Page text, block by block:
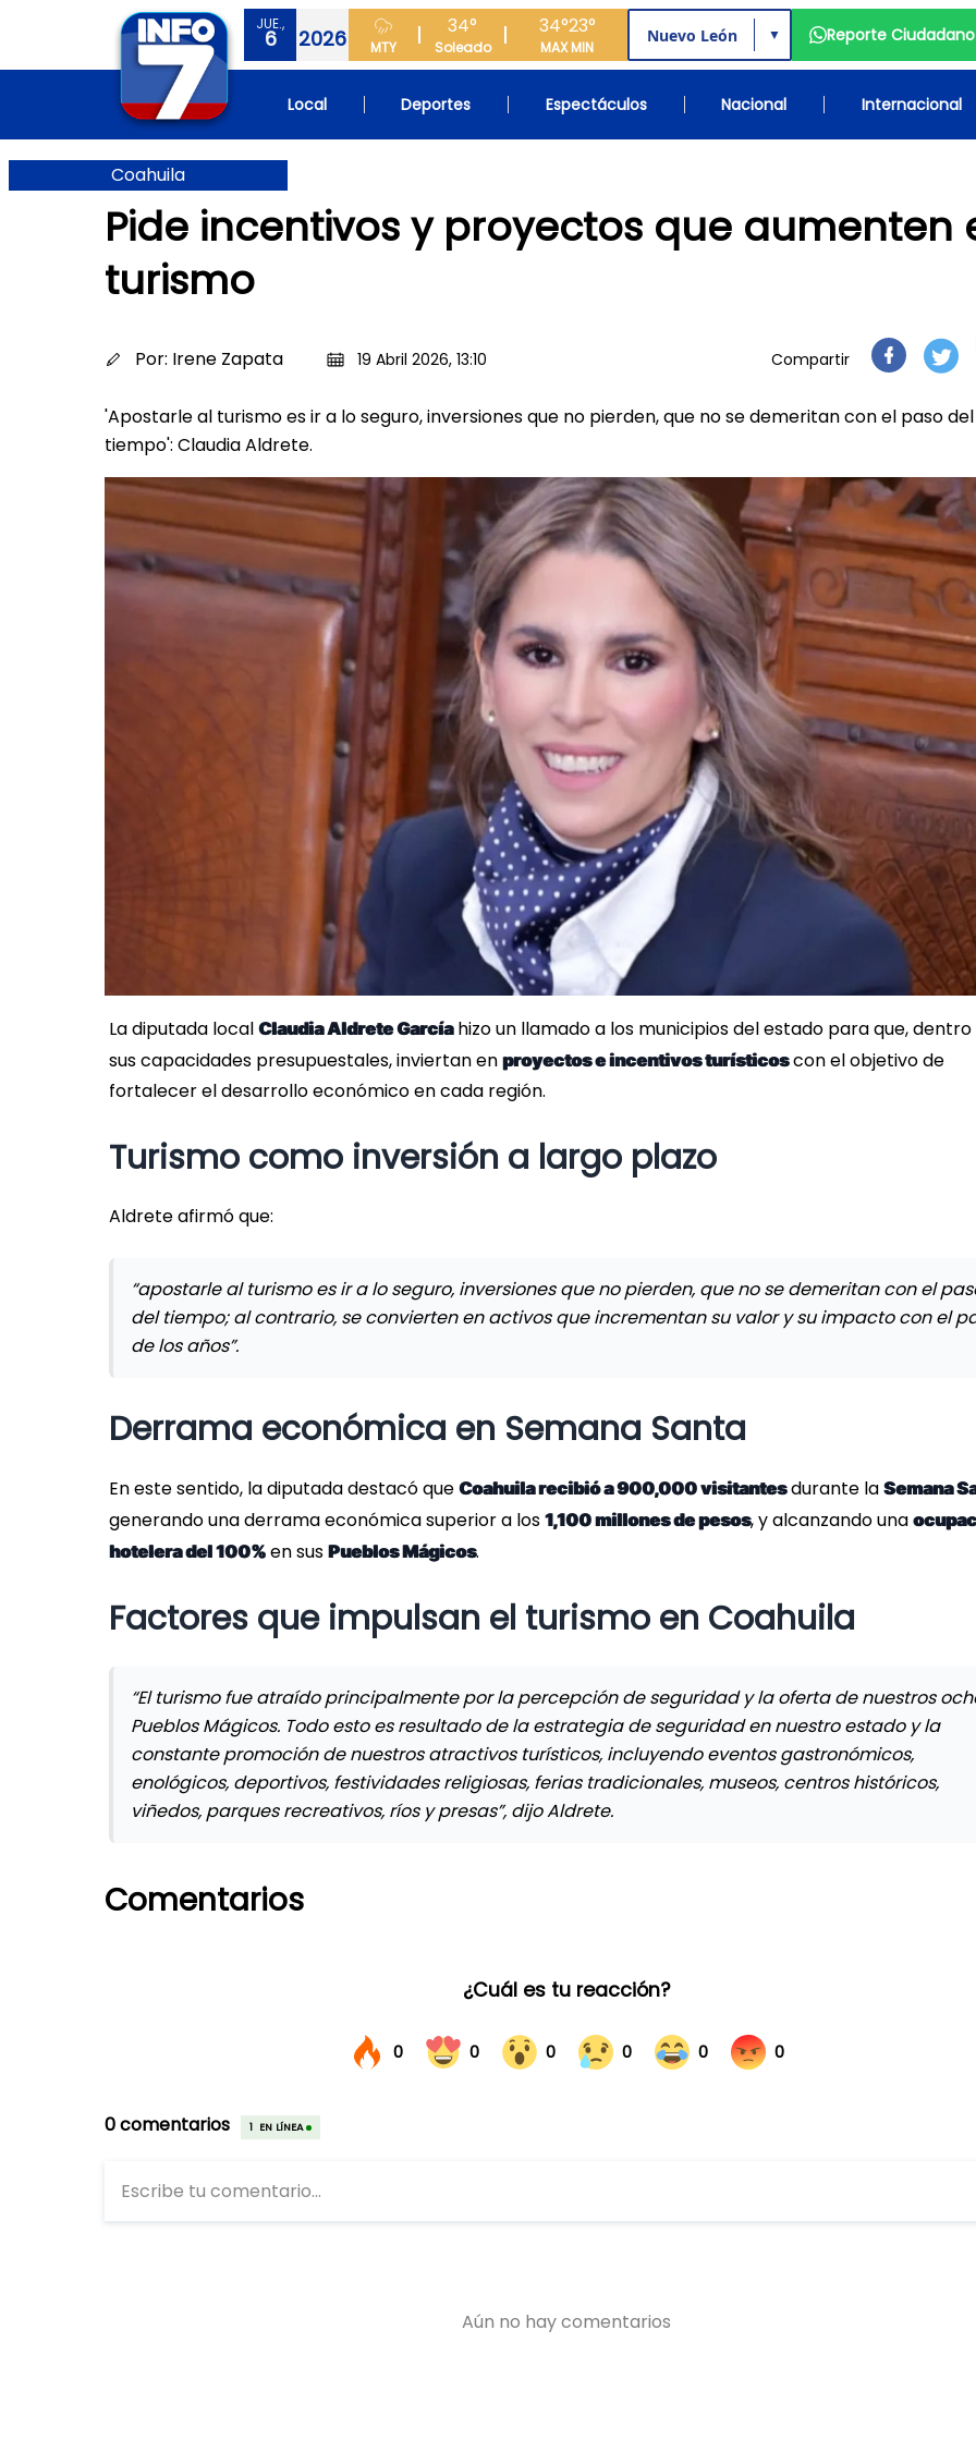
JUE.,
6 2026 MTY
34°
Soleado
34°
MAX
23°
MIN
▼ Reporte Ciudadano
Local Deportes Espectáculos Nacional Internacional
Coahuila
Pide incentivos y proyectos que aumenten
turismo
Por: Irene Zapata 19 Abril 2026, 13:10 Compartir
'Apostarle al turismo es ir a lo seguro, inversiones que no pierden, que no se demeritan con el paso del
tiempo': Claudia Aldrete.
La diputada local Claudia Aldrete Garcíahizo un llamado a los municipios del estado para que, dentro
sus capacidades presupuestales, inviertan en proyectos e incentivos turísticoscon el objetivo de
fortalecer el desarrollo económico en cada región.
Turismo como inversión a largo plazo
Aldrete afirmó que:
“apostarle al turismo es ir a lo seguro, inversiones que no pierden, que no se demeritan con el
del tiempo; al contrario, se convierten en activos que incrementan su valor y su impacto con el
de los años”.
Derrama económica en Semana Santa
En este sentido, la diputada destacó que Coahuila recibió a 900,000 visitantesdurante la Semana
generando una derrama económica superior a los 1,100 millones de pesos, y alcanzando una
hotelera del 100% en sus Pueblos Mágicos.
Factores que impulsan el turismo en Coahuila
“El turismo fue atraído principalmente por la percepción de seguridad y la oferta de nuestros
Pueblos Mágicos. Todo esto es resultado de la estrategia de seguridad en nuestro estado y la
constante promoción de nuestros atractivos turísticos, incluyendo eventos gastronómicos,
enológicos, deportivos, festividades religiosas, ferias tradicionales, museos, centros históricos,
viñedos, parques recreativos, ríos y presas”, dijo Aldrete.
Comentarios